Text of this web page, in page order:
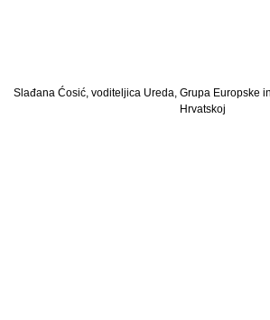
Slađana Ćosić, voditeljica Ureda, Grupa Europske
Hrvatskoj